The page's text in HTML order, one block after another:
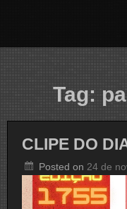
Tag:
CLIPE DO
Posted on 24 de